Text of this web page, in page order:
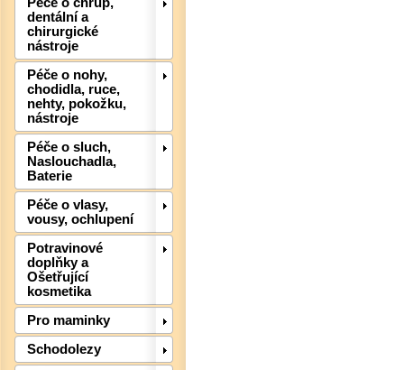
Péče o chrup,
dentální a
chirurgické
nástroje
Péče o nohy,
chodidla, ruce,
nehty, pokožku,
nástroje
Péče o sluch,
Naslouchadla,
Baterie
Péče o vlasy,
vousy, ochlupení
Potravinové
doplňky a
Ošetřující
kosmetika
Pro maminky
Schodolezy